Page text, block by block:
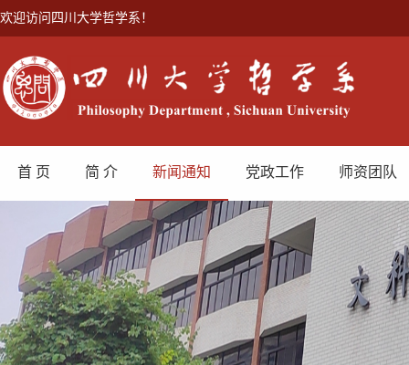
欢迎访问四川大学哲学系！
首 页 简 介 新闻通知 党政工作 师资团队